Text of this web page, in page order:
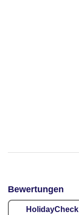
Bewertungen
HolidayCheck